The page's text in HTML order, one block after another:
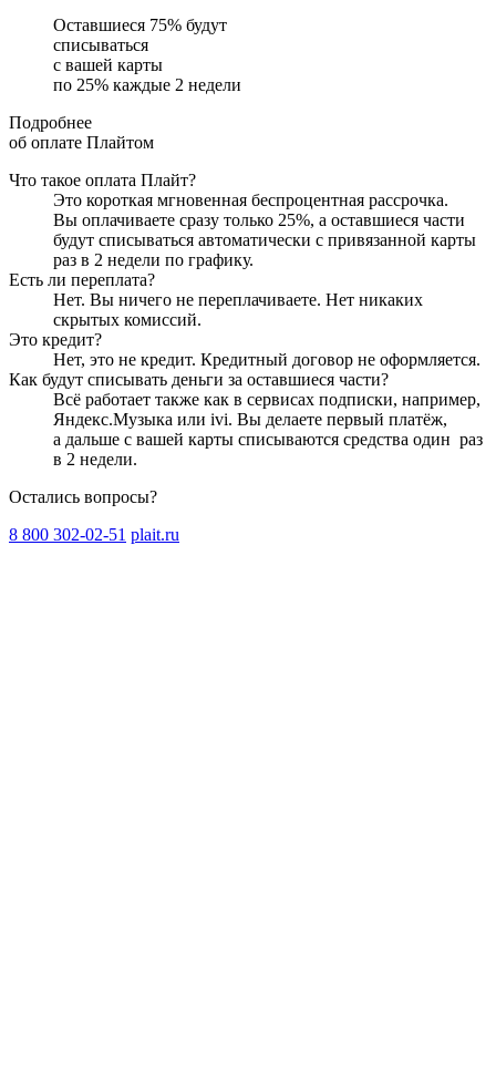
Оставшиеся 75% будут
списываться
с вашей карты
по 25% каждые 2 недели
Подробнее
об оплате Плайтом
Что такое оплата Плайт?
Это короткая мгновенная беспроцентная рассрочка.
Вы оплачиваете сразу только 25%, а оставшиеся части
будут списываться автоматически с привязанной карты
раз в 2 недели по графику.
Есть ли переплата?
Нет. Вы ничего не переплачиваете. Нет никаких
скрытых комиссий.
Это кредит?
Нет, это не кредит. Кредитный договор не оформляется.
Как будут списывать деньги за оставшиеся части?
Всё работает также как в сервисах подписки, например,
Яндекс.Музыка или ivi. Вы делаете первый платёж,
а дальше с вашей карты списываются средства один раз
в 2 недели.
Остались вопросы?
8 800 302-02-51 plait.ru